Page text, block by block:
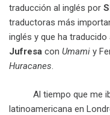
traducción al inglés por
traductoras más
inglés y que ha
Jufresa con Umami y
Huracanes.
Al tiempo que me iba
latinoamericana en